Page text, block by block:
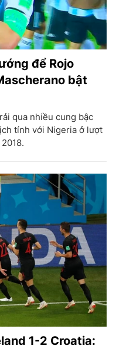
để Rojo
bật
qua nhiều cung bậc
tính với Nigeria ở lượt
1-2 Croatia: